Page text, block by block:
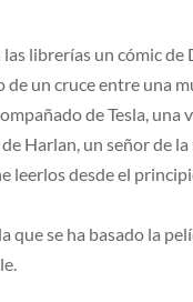
librerías un cómic de
un cruce entre una
de Tesla, una
Harlan, un señor de la
leerlos desde el
que se ha basado la